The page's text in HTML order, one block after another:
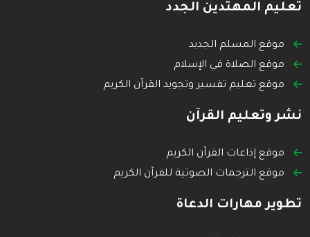
تعليم المهتدين الجدد
موقع المسلم الجديد
موقع الصلاة في الإسلام
موقع تعليم تفسير وتجويد القرآن الكريم
نشر وتعليم القرآن
موقع إذاعات القرآن الكريم
موقع الترجمات الصوتية للقرآن الكريم
تطوير مهارات الدعاة